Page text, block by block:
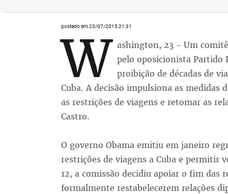
postado em 23/07/2015 21:31
W ashington, 23 - Um
pelo oposicionista Partido
proibição de décadas de
Cuba. A decisão impulsiona as medidas
as restrições de viagens e retomar as
Castro.
O governo Obama emitiu em janeiro
restrições de viagens a Cuba e permitir
12, a comissão decidiu apoiar o fim das
formalmente restabelecerem relações